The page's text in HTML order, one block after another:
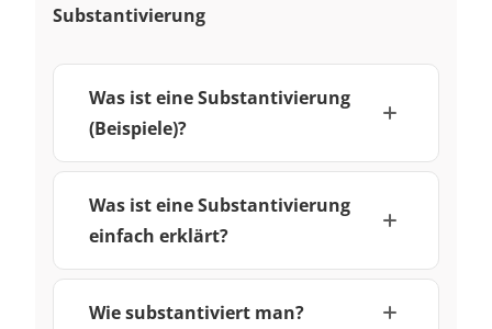
Substantivierung
Was ist eine Substantivierung
(Beispiele)?
Was ist eine Substantivierung
einfach erklärt?
Wie substantiviert man?